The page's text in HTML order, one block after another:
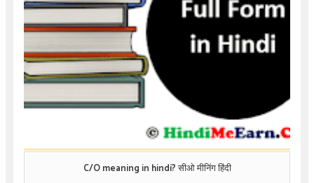
C/O meaning in hindi? सीओ मीनिंग हिंदी